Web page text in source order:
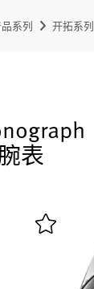
系列 开拓系列
表